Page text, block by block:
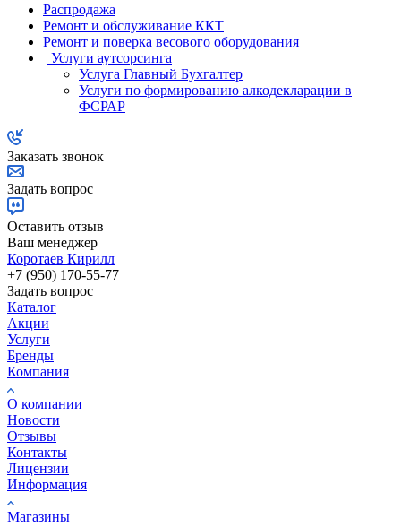
Распродажа
Ремонт и обслуживание ККТ
Ремонт и поверка весового оборудования
Услуги аутсорсинга
Услуга Главный Бухгалтер
Услуги по формированию алкодекларации в
ФСРАР
Заказать звонок
Задать вопрос
Оставить отзыв
Ваш менеджер
Коротаев Кирилл
+7 (950) 170-55-77
Задать вопрос
Каталог
Акции
Услуги
Бренды
Компания
О компании
Новости
Отзывы
Контакты
Лицензии
Информация
Магазины